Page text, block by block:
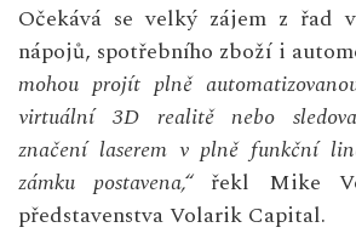
Očekává se velký zájem z řad
nápojů, spotřebního zboží i
mohou projít plně
virtuální 3D realitě nebo
značení laserem v plně funkční
zámku postavena,“ řekl Mike
představenstva Volarik Capital.